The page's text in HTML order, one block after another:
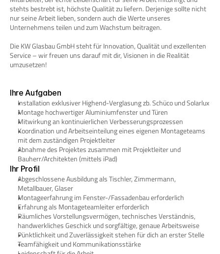
stehts bestrebt ist, höchste Qualität zu liefern. Derjenige sollte nicht
nur seine Arbeit lieben, sondern auch die Werte unseres
Unternehmens teilen und zum Wachstum beitragen.
Die KW Glasbau GmbH steht für Innovation, Qualität und exzellenten
Service – wir freuen uns darauf mit dir, Visionen in die Realität
umzusetzen!
Ihre Aufgaben
Installation exklusiver Highend-Verglasung zb. Schüco und Solarlux
Montage hochwertiger Aluminiumfenster und Türen
Mitwirkung an kontinuierlichen Verbesserungsprozessen
Koordination und Arbeitseinteilung eines eigenen Montageteams
mit dem zuständigen Projektleiter
Abnahme des Projektes zusammen mit Projektleiter und
Bauherr/Architekten (mittels iPad)
Ihr Profil
Abgeschlossene Ausbildung als Tischler, Zimmermann,
Metallbauer, Glaser
Montageerfahrung im Fenster-/Fassadenbau erforderlich
Erfahrung als Montageteamleiter erforderlich
Räumliches Vorstellungsvermögen, technisches Verständnis,
handwerkliches Geschick und sorgfältige, genaue Arbeitsweise
Pünktlichkeit und Zuverlässigkeit stehen für dich an erster Stelle
Teamfähigkeit und Kommunikationsstärke